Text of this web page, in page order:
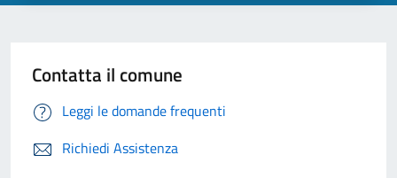
Contatta il comune
Leggi le domande frequenti
Richiedi Assistenza